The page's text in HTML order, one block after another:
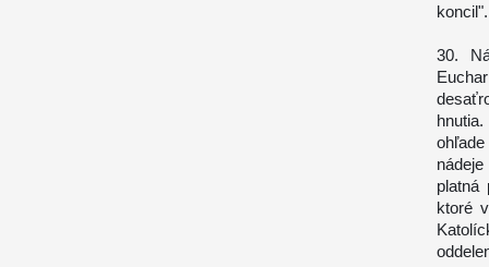
koncil".
30.
platná
ktoré